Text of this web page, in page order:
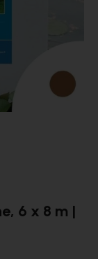
6 x 8 m |